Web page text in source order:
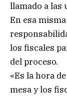
llamado a las
En esa
los fiscales
del proceso.
«Es la hora
mesa y los